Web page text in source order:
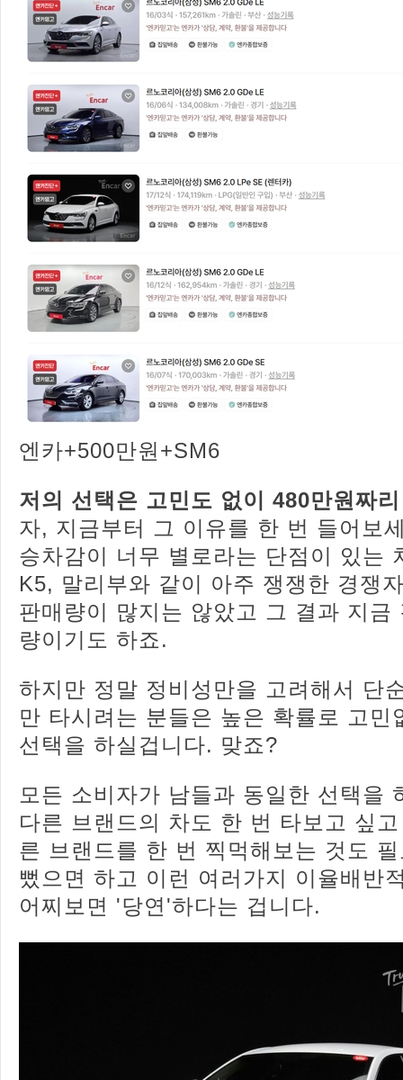
엔카+500만원+SM6
저의 선택은 고민도 없이 480만원짜
자, 지금부터 그 이유를 한 번 들어보
승차감이 너무 별로라는 단점이 있는
K5, 말리부와 같이 아주 쟁쟁한 경쟁
판매량이 많지는 않았고 그 결과 지금
량이기도 하죠.
하지만 정말 정비성만을 고려해서 단
만 타시려는 분들은 높은 확률로 고민
선택을 하실겁니다. 맞죠?
모든 소비자가 남들과 동일한 선택을
다른 브랜드의 차도 한 번 타보고 싶
른 브랜드를 한 번 찍먹해보는 것도
뻤으면 하고 이런 여러가지 이율배반
어찌보면 '당연'하다는 겁니다.